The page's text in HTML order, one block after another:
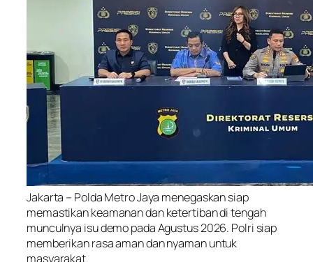
Jakarta – Polda Metro Jaya menegaskan siap
memastikan keamanan dan ketertiban di tengah
munculnya isu demo pada Agustus 2026. Polri siap
memberikan rasa aman dan nyaman untuk
masyarakat.